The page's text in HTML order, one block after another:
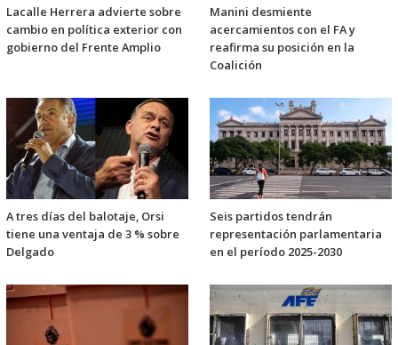
Lacalle Herrera advierte sobre
cambio en política exterior con
gobierno del Frente Amplio
Manini desmiente
acercamientos con el FA y
reafirma su posición en la
Coalición
A tres días del balotaje, Orsi
tiene una ventaja de 3 % sobre
Delgado
Seis partidos tendrán
representación parlamentaria
en el período 2025-2030